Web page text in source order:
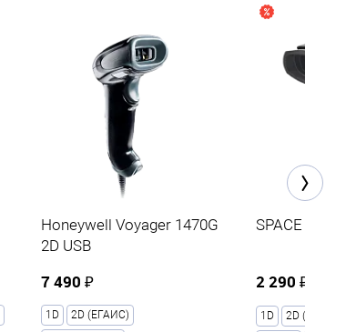
Honeywell Voyager 1470G
2D USB
7 490 ₽
1D
2D (ЕГАИС)
SPACE LITE
2 290 ₽
1D
2D (ЕГАИС)